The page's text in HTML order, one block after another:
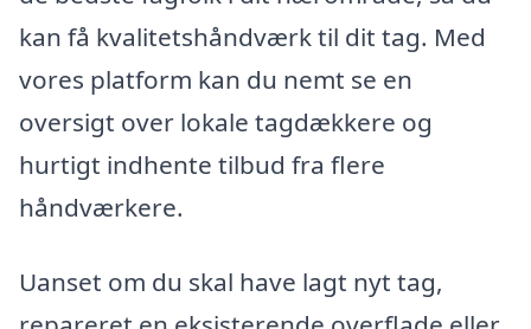
kan få kvalitetshåndværk til dit tag. Med
vores platform kan du nemt se en
oversigt over lokale tagdækkere og
hurtigt indhente tilbud fra flere
håndværkere.
Uanset om du skal have lagt nyt tag,